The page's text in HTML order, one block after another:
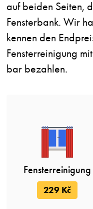
auf beiden Seiten,
Fensterbank. Wir
kennen den
Fensterreinigung
bar bezahlen.
Fensterreinigung
229 Kč